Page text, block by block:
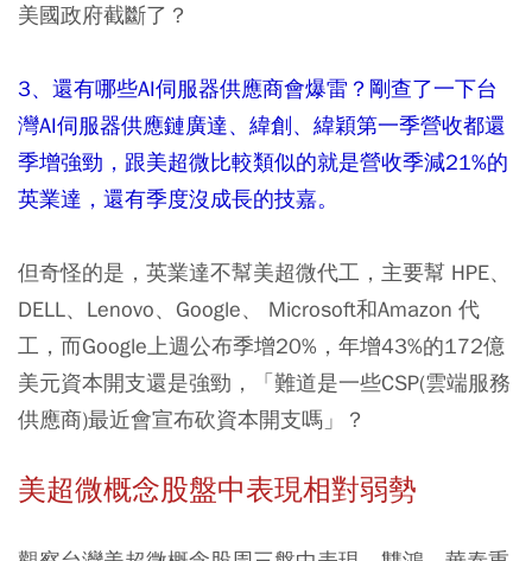
美國政府截斷了？
3、還有哪些AI伺服器供應商會爆雷？剛查了一下台
灣AI伺服器供應鏈廣達、緯創、緯穎第一季營收都還
季增強勁，跟美超微比較類似的就是營收季減21%的
英業達，還有季度沒成長的技嘉。
但奇怪的是，英業達不幫美超微代工，主要幫 HPE、
DELL、Lenovo、Google、 Microsoft和Amazon 代
工，而Google上週公布季增20%，年增43%的172億
美元資本開支還是強勁，「難道是一些CSP(雲端服務
供應商)最近會宣布砍資本開支嗎」？
美超微概念股盤中表現相對弱勢